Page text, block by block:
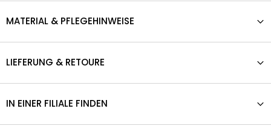
MATERIAL & PFLEGEHINWEISE
LIEFERUNG & RETOURE
IN EINER FILIALE FINDEN